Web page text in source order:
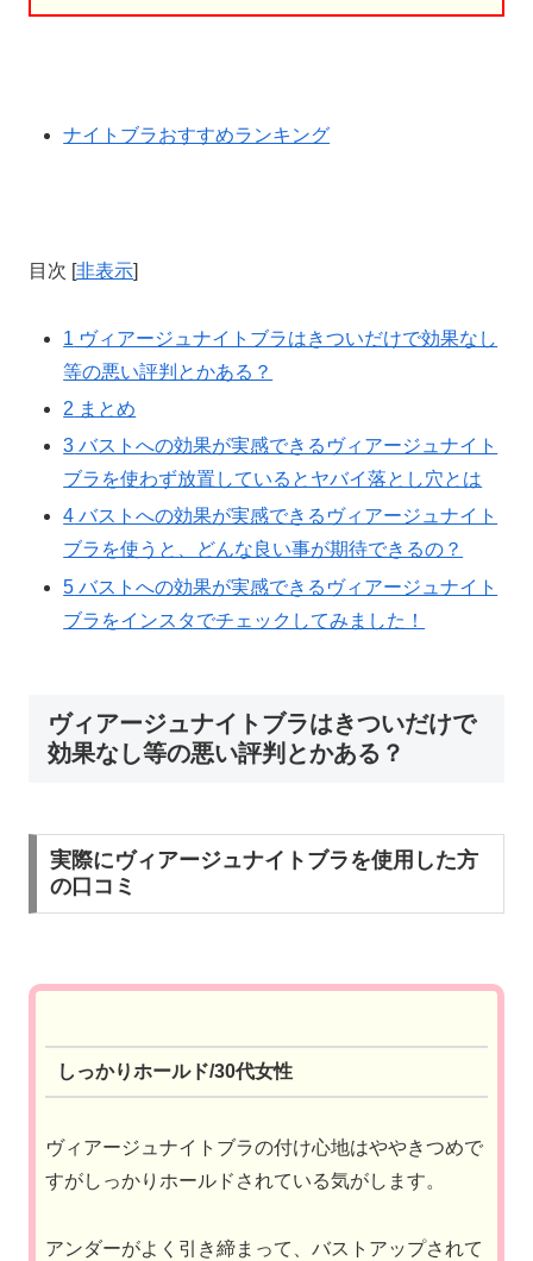
ナイトブラおすすめランキング
目次 [非表示]
1 ヴィアージュナイトブラはきついだけで効果なし
等の悪い評判とかある？
2 まとめ
3 バストへの効果が実感できるヴィアージュナイト
ブラを使わず放置しているとヤバイ落とし穴とは
4 バストへの効果が実感できるヴィアージュナイト
ブラを使うと、どんな良い事が期待できるの？
5 バストへの効果が実感できるヴィアージュナイト
ブラをインスタでチェックしてみました！
ヴィアージュナイトブラはきついだけで
効果なし等の悪い評判とかある？
実際にヴィアージュナイトブラを使用した方
の口コミ
しっかりホールド/30代女性
ヴィアージュナイトブラの付け心地はややきつめで
すがしっかりホールドされている気がします。
アンダーがよく引き締まって、バストアップされて